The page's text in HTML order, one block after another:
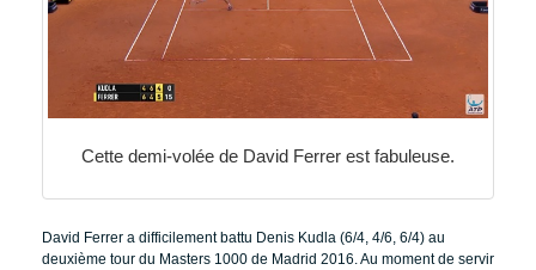
Cette demi-volée de David Ferrer est fabuleuse.
David Ferrer a difficilement battu Denis Kudla (6/4, 4/6, 6/4) au
deuxième tour du Masters 1000 de Madrid 2016. Au moment de servir